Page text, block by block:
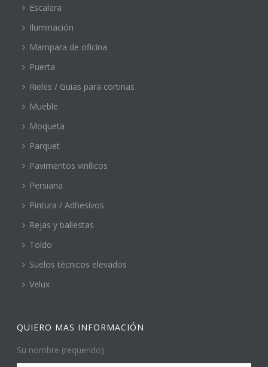
Escalera
Iluminación
Mampara de oficina
Puerta
Rieles / Guias para cortinas
Mueble
Moqueta
Parquet
Pavimentos vinílicos
Persiana
Pintura / Adhesivos
Rejas y ballestas
Toldo
Suelos tècnicos elevados
Velux
QUIERO MAS INFORMACIÓN
Su nombre (requerido)